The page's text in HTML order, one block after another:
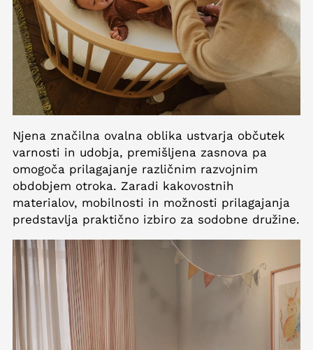
Njena značilna ovalna oblika ustvarja občutek
varnosti in udobja, premišljena zasnova pa
omogoča prilagajanje različnim razvojnim
obdobjem otroka. Zaradi kakovostnih
materialov, mobilnosti in možnosti prilagajanja
predstavlja praktično izbiro za sodobne družine.